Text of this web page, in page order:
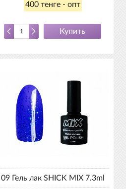
400 тенге - опт
Купить
09 Гель лак SHICK MIX 7.3ml